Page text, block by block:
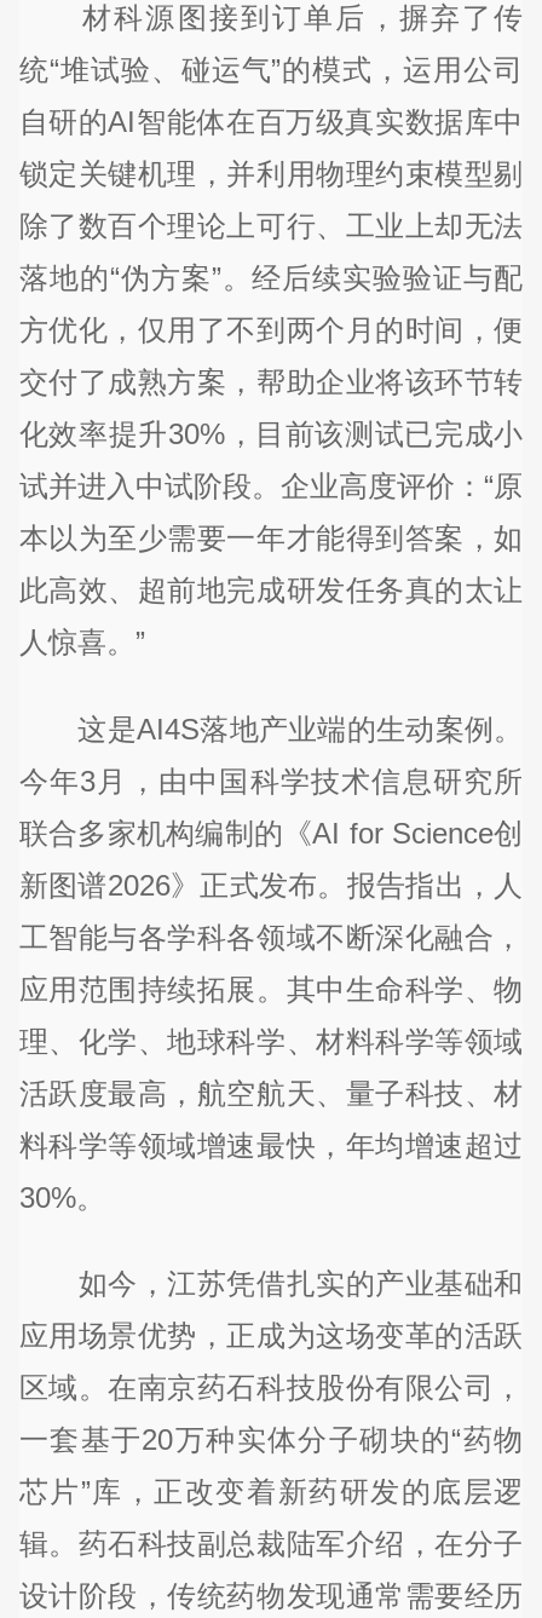
材科源图接到订单后，摒弃了传
统“堆试验、碰运气”的模式，运用公司
自研的AI智能体在百万级真实数据库中
锁定关键机理，并利用物理约束模型剔
除了数百个理论上可行、工业上却无法
落地的“伪方案”。经后续实验验证与配
方优化，仅用了不到两个月的时间，便
交付了成熟方案，帮助企业将该环节转
化效率提升30%，目前该测试已完成小
试并进入中试阶段。企业高度评价：“原
本以为至少需要一年才能得到答案，如
此高效、超前地完成研发任务真的太让
人惊喜。”
这是AI4S落地产业端的生动案例。
今年3月，由中国科学技术信息研究所
联合多家机构编制的《AI for Science创
新图谱2026》正式发布。报告指出，人
工智能与各学科各领域不断深化融合，
应用范围持续拓展。其中生命科学、物
理、化学、地球科学、材料科学等领域
活跃度最高，航空航天、量子科技、材
料科学等领域增速最快，年均增速超过
30%。
如今，江苏凭借扎实的产业基础和
应用场景优势，正成为这场变革的活跃
区域。在南京药石科技股份有限公司，
一套基于20万种实体分子砌块的“药物
芯片”库，正改变着新药研发的底层逻
辑。药石科技副总裁陆军介绍，在分子
设计阶段，传统药物发现通常需要经历